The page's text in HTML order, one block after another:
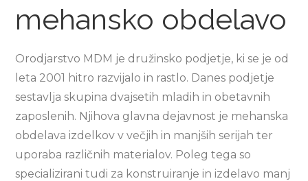
mehansko obdelavo
Orodjarstvo MDM je družinsko podjetje, ki se je od
leta 2001 hitro razvijalo in rastlo. Danes podjetje
sestavlja skupina dvajsetih mladih in obetavnih
zaposlenih. Njihova glavna dejavnost je mehanska
obdelava izdelkov v večjih in manjših serijah ter
uporaba različnih materialov. Poleg tega so
specializirani tudi za konstruiranje in izdelavo manj